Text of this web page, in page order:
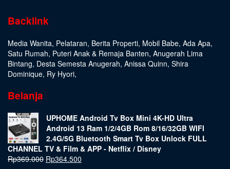
Backlink
Media Wanita, Pelataran, Berita Properti, Mobil Babe, Ada Apa,
Satu Rumah, Puteri Anak & Remaja Banten, Anugerah Lima
Bintang, Desta Semesta Anugerah, Anissa Quinn, Shira
Dominique, Ry Hyori,
Belanja
UPHOME Android Tv Box Mini 4K-HD Ultra
Android 13 Ram 1/2/4GB Rom 8/16/32GB WIFI
2.4G/5G Bluetooth Smart Tv Box Unlock FULL
CHANNEL TV & Film & APP - Netflix / Disney
Rp369.000 Rp364.500